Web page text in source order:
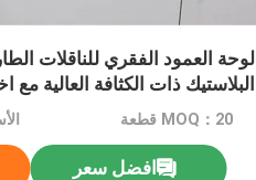
لوحة العمود الفقري للناقلات
البلاستيك ذات الكثافة العالية مع
والمقطع المقطعي
MOQ：20 قطعة
افضل سعر